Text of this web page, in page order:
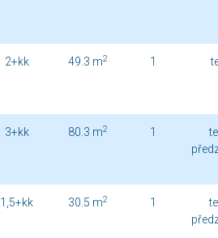
2+kk 49.3 m2 1
3+kk 80.3 m2 1
1,5+kk 30.5 m2 1